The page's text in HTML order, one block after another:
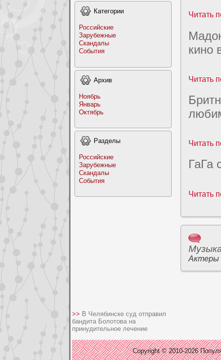
Категоpии
Российские
Заpyбежные
Скандалы
События
Архив
Ноябрь
Январь
Октябрь
Раздeлы
Российские
Заpyбежные
Скандалы
События
Читать
кино
Читать
Читать
ГаГа
Читать
Актеры
>> В Челябинске суд отправил
бандита Болотова на
принудительное лечение
Copyright © 2010-2026